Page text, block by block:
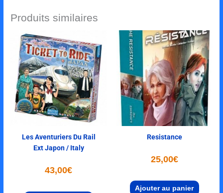
Produits similaires
Les Aventuriers Du Rail
Ext Japon / Italy
43,00€
Resistance
25,00€
Ajouter au panier